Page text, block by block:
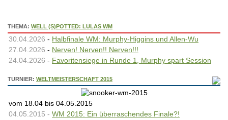
THEMA: WELL (S)POTTED: LULAS WM
30.04.2026 - Halbfinale WM: Murphy-Higgins und Allen-Wu
27.04.2026 - Nerven! Nerven!! Nerven!!!
24.04.2026 - Favoritensiege in Runde 1, Murphy spart Session
TURNIER: WELTMEISTERSCHAFT 2015
vom 18.04 bis 04.05.2015
04.05.2015 - WM 2015: Ein überraschendes Finale?!